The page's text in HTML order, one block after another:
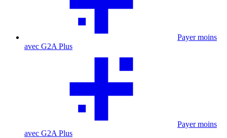
Payer moins
avec G2A Plus
Payer moins
avec G2A Plus